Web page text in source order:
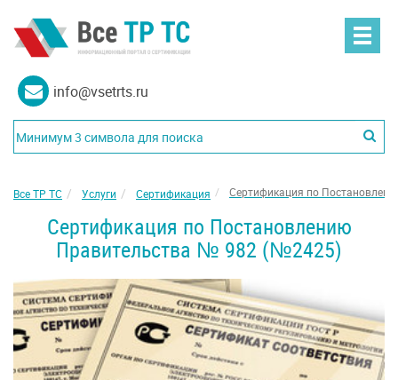
info@vsetrts.ru
Все ТР ТС Услуги Сертификация Сертификация по
Сертификация по Постановлению
Правительства № 982 (№2425)